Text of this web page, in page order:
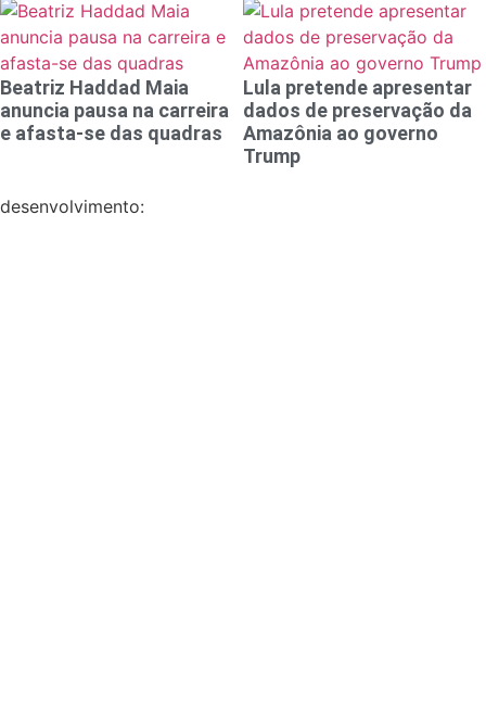
Beatriz Haddad Maia
anuncia pausa na carreira
e afasta-se das quadras
Lula pretende apresentar
dados de preservação da
Amazônia ao governo
Trump
desenvolvimento: